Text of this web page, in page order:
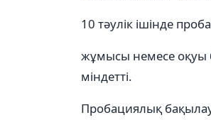
10 тәулік ішінде
жұмысы немесе оқуы
міндетті.
Пробациялық